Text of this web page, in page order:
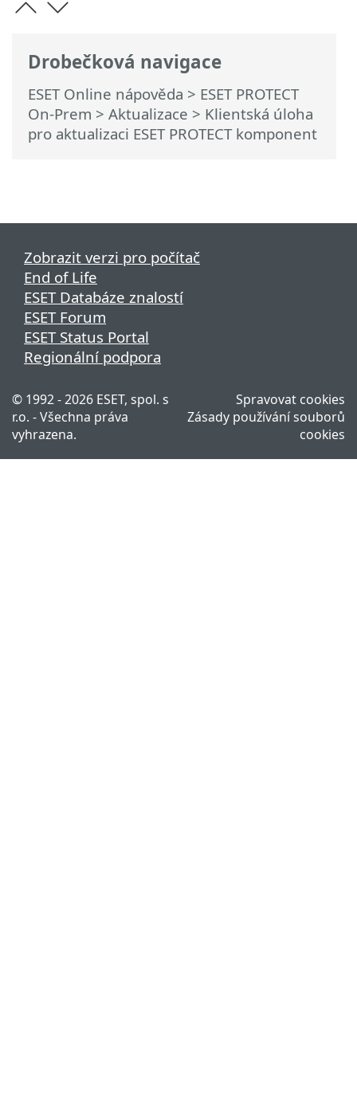
Drobečková navigace
ESET Online nápověda > ESET PROTECT
On-Prem > Aktualizace > Klientská úloha
pro aktualizaci ESET PROTECT komponent
Zobrazit verzi pro počítač
End of Life
ESET Databáze znalostí
ESET Forum
ESET Status Portal
Regionální podpora
© 1992 - 2026 ESET, spol. s
r.o. - Všechna práva
vyhrazena.
Spravovat cookies
Zásady používání souborů
cookies